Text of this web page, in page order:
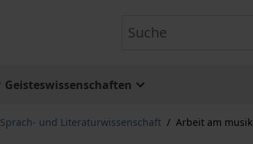
Geisteswissenschaften
Sprach- und Literaturwissenschaft / Arbeit am